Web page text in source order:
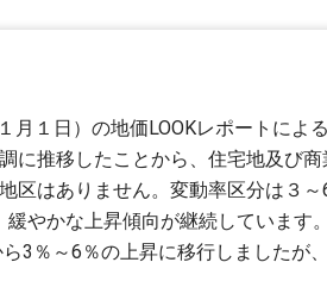
１日）の地価LOOKレポートによ
に推移したことから、住宅地及び
はありません。変動率区分は３～
緩やかな上昇傾向が継続していま
3％～6％の上昇に移行しましたが